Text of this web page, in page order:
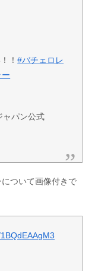
！#バチェロレ
パン公式
ついて画像付きで